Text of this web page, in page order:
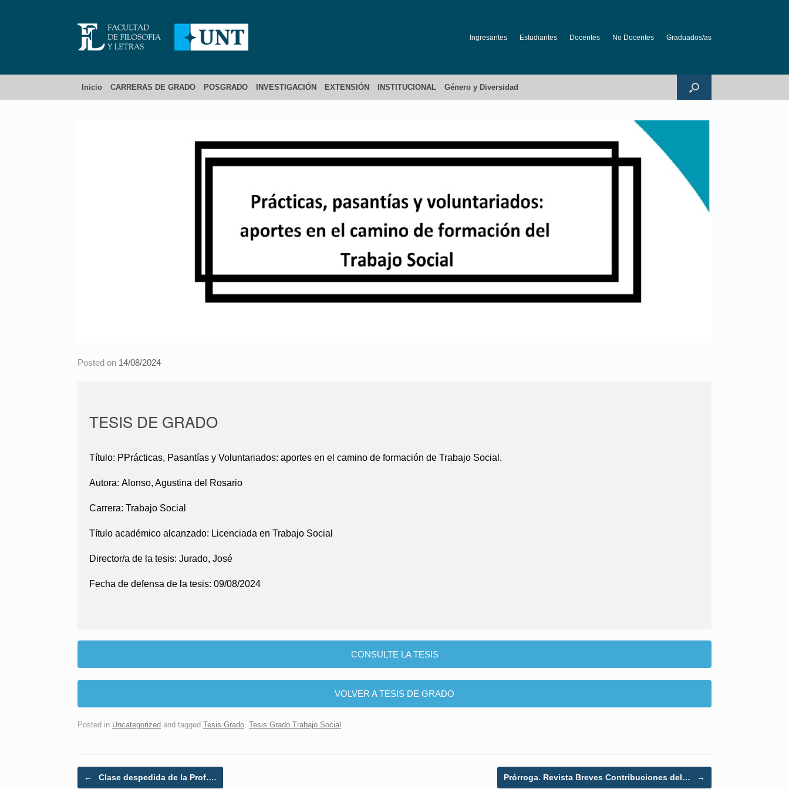
Ingresantes Estudiantes Docentes No Docentes Graduados/as
Inicio CARRERAS DE GRADO POSGRADO INVESTIGACIÓN EXTENSIÓN INSTITUCIONAL Género y Diversidad
Posted on 14/08/2024
TESIS DE GRADO
Título: PPrácticas, Pasantías y Voluntariados: aportes en el camino de formación de Trabajo Social.
Autora: Alonso, Agustina del Rosario
Carrera: Trabajo Social
Título académico alcanzado: Licenciada en Trabajo Social
Director/a de la tesis: Jurado, José
Fecha de defensa de la tesis: 09/08/2024
CONSULTE LA TESIS
VOLVER A TESIS DE GRADO
Posted in Uncategorized and tagged Tesis Grado, Tesis Grado Trabajo Social .
Post navigation
← Clase despedida de la Prof.… Prórroga. Revista Breves Contribuciones del… →